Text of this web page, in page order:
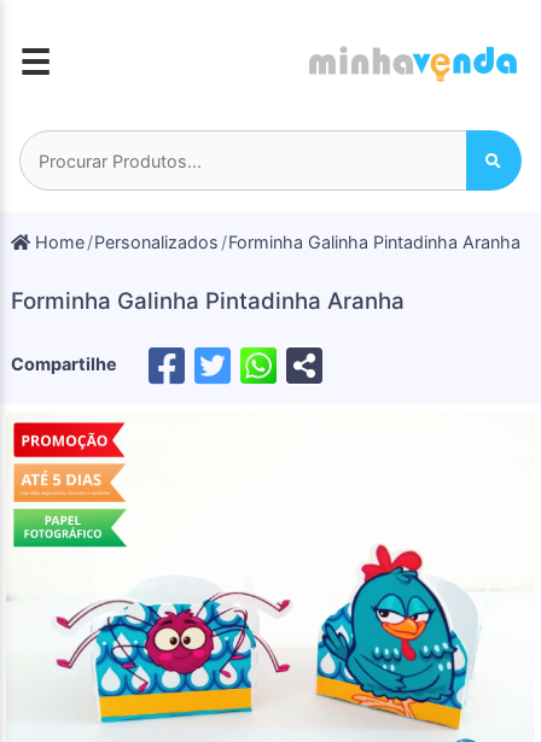
☰
Home Personalizados Forminha Galinha Pintadinha Aranha
Forminha Galinha Pintadinha Aranha
Compartilhe